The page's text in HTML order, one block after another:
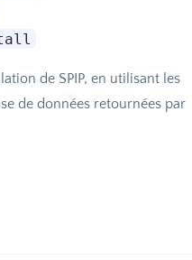
de SPIP, en utilisant les
de données retournées par